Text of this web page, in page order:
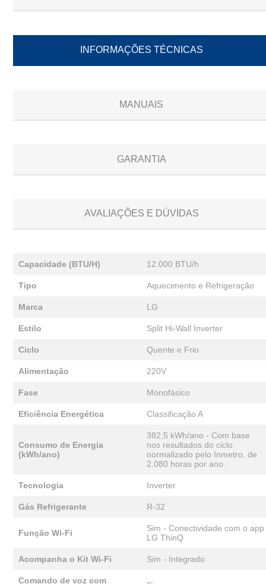
INFORMAÇÕES TÉCNICAS
MANUAIS
GARANTIA
AVALIAÇÕES E DÚVIDAS
Capacidade (BTU/H) 12.000 BTU/h
Tipo Aquecimento e Refrigeração
Marca LG
Estilo Split Hi-Wall Inverter
Ciclo Quente e Frio
Alimentação 220V
Fase Monofásico
Eficiência Energética Classificação A
Consumo de Energia
(kWh/ano)
382,5 kWh/ano - Com base
nos resultados do ciclo
normalizado pelo Inmetro, de
2.080 horas por ano.
Tecnologia Inverter
Gás Refrigerante R-32
Função Wi-Fi
Sim - Conectividade com o app
LG ThinQ
Acompanha o Kit Wi-Fi Sim - Integrado
Comando de voz com